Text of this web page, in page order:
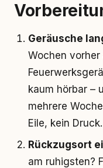
Geräusche
Wochen vorher
kaum hörbar –
mehrere
Eile, kein Druck.
Rückzugsort
am ruhigsten?